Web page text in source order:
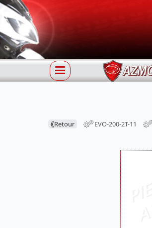
⟪Retour EVO-200-2T-11